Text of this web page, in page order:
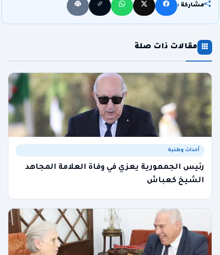
مشاركة :
مقالات ذات صلة
أحداث وطنية
رئيس الجمهورية يعزي في وفاة العلامة المجاهد
الشيخ كعباش